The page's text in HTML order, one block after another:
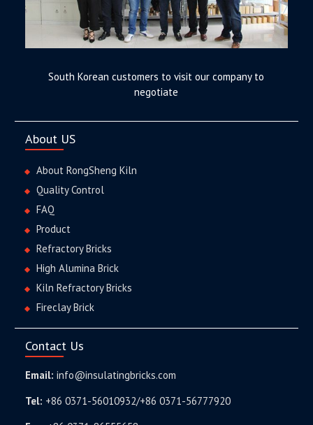
South Korean customers to visit our company to
negotiate
About US
About RongSheng Kiln
Quality Control
FAQ
Product
Refractory Bricks
High Alumina Brick
Kiln Refractory Bricks
Fireclay Brick
Contact Us
Email: info@insulatingbricks.com
Tel: +86 0371-56010932/+86 0371-56777920